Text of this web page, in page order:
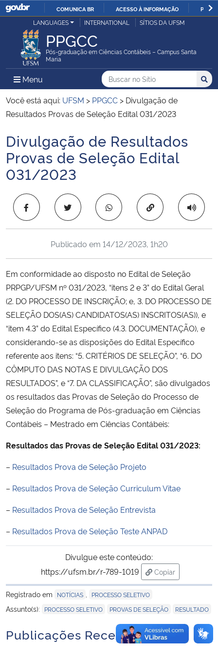
IR
O
COMUNICA BR ACESSO À INFORMAÇÃO
Ministério da Justiça e Segurança Pública
Ministério da Defesa
Ministério das Relações Exteriores
Ministério da Infraestrutura
Ministério da Agricultura, Pecuária e Abastecimento
Ministério da Educação
Ministério de Minas e Energia
Ministério da Ciência, Tecnologia, Inovações e Comunicações
Ministério do Meio Ambiente
Ministério do Turismo
Ministério do Desenvolvimento Regional
Controladoria-Geral da União
Secretaria de Governo
Gabinete de Segurança Institucional
Advocacia-Geral da União
Banco Central do Brasil
Planalto
LANGUAGES INTERNATIONAL SÍTIOS DA UFSM
PPGCC
Pós-graduação em Ciências Contábeis – Campus Santa
Maria
Menu Menu Principal do Sítio
Busca
Buscar no no Sítio
Busca:
Você está aqui: UFSM > PPGCC > Divulgação de
Resultados Provas de Seleção Edital 031/2023
Início do conteúdo
Divulgação de Resultados
Provas de Seleção Edital
031/2023
Copiar para área
Publicado em 14/12/2023, 1h20
Em conformidade ao disposto no Edital de Seleção
PRPGP/UFSM nº 031/2023, “itens 2 e 3” do Edital Geral
(2. DO PROCESSO DE INSCRIÇÃO; e, 3. DO PROCESSO DE
SELEÇÃO DOS(AS) CANDIDATOS(AS) INSCRITOS(AS)), e
“item 4.3” do Edital Específico (4.3. DOCUMENTAÇÃO), e
considerando-se as disposições do Edital Específico
referente aos itens: “5. CRITÉRIOS DE SELEÇÃO”, “6. DO
CÔMPUTO DAS NOTAS E DIVULGAÇÃO DOS
RESULTADOS”, e “7. DA CLASSIFICAÇÃO”, são divulgados
os resultados das Provas de Seleção do Processo de
Seleção do Programa de Pós-graduação em Ciências
Contábeis – Mestrado em Ciências Contábeis:
Resultados das Provas de Seleção Edital 031/2023:
– Resultados Prova de Seleção Projeto
– Resultados Prova de Seleção Curriculum Vitae
– Resultados Prova de Seleção Entrevista
– Resultados Prova de Seleção Teste ANPAD
Divulgue este conteúdo:
https://ufsm.br/r-789-1019
Copiar
para área de
Registrado em
NOTÍCIAS PROCESSO SELETIVO
Assunto(s): PROCESSO SELETIVO PROVAS DE SELEÇÃO RESULTADO
Publicações Recentes